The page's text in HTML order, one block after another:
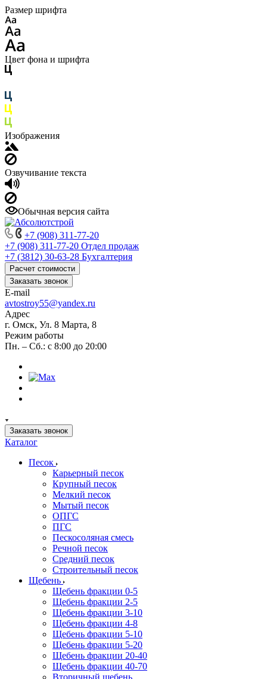
Размер шрифта
Цвет фона и шрифта
Изображения
Озвучивание текста
Обычная версия сайта
+7 (908) 311-77-20
+7 (908) 311-77-20 Отдел продаж
+7 (3812) 30-63-28 Бухгалтерия
Расчет стоимости
Заказать звонок
E-mail
avtostroy55@yandex.ru
Адрес
г. Омск, Ул. 8 Марта, 8
Режим работы
Пн. – Сб.: с 8:00 до 20:00
Заказать звонок
Каталог
Песок
Карьерный песок
Крупный песок
Мелкий песок
Мытый песок
ОПГС
ПГС
Пескосоляная смесь
Речной песок
Средний песок
Строительный песок
Щебень
Щебень фракции 0-5
Щебень фракции 2-5
Щебень фракции 3-10
Щебень фракции 4-8
Щебень фракции 5-10
Щебень фракции 5-20
Щебень фракции 20-40
Щебень фракции 40-70
Вторичный щебень